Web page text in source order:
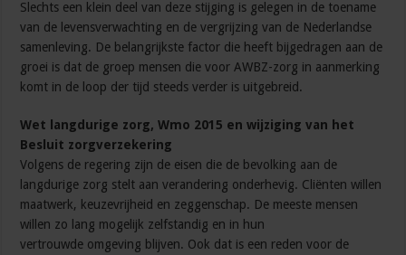
Slechts een klein deel van deze stijging is gelegen in de toename
van de levensverwachting en de vergrijzing van de Nederlandse
samenleving. De belangrijkste factor die heeft bijgedragen aan de
groei is dat de groep mensen die voor AWBZ-zorg in aanmerking
komt in de loop der tijd steeds verder is uitgebreid.
Wet langdurige zorg, Wmo 2015 en wijziging van het
Besluit zorgverzekering
Volgens de regering zijn de eisen die de bevolking aan de
langdurige zorg stelt aan verandering onderhevig. Cliënten willen
maatwerk, keuzevrijheid en zeggenschap. De meeste mensen
willen zo lang mogelijk zelfstandig en in hun
vertrouwde omgeving blijven. Ook dat is een reden voor de